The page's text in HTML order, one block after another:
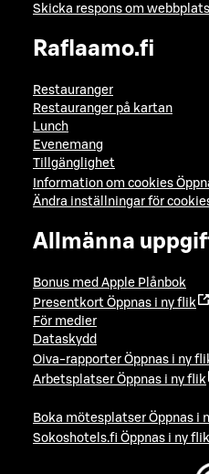
Skicka respons om
Raflaamo.fi
Restauranger
Restauranger på kartan
Lunch
Evenemang
Tillgänglighet
Information om cookies
Ändra inställningar för
Allmänna
Bonus med Apple Plånbok
Presentkort Öppnas i ny flik
För medier
Dataskydd
Oiva-rapporter Öppnas i ny
Arbetsplatser Öppnas i ny flik
Boka mötesplatser Öppnas i
Sokoshotels.fi Öppnas i ny flik